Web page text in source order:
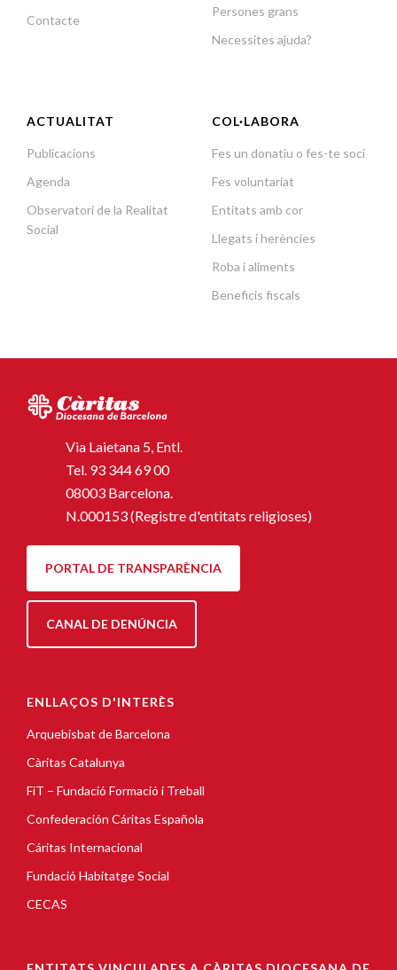
Contacte
Persones grans
Necessites ajuda?
ACTUALITAT
Publicacions
Agenda
Observatori de la Realitat
Social
COL·LABORA
Fes un donatiu o fes-te soci
Fes voluntariat
Entitats amb cor
Llegats i herències
Roba i aliments
Beneficis fiscals
Via Laietana 5, Entl.
Tel. 93 344 69 00
08003 Barcelona.
N.000153 (Registre d'entitats religioses)
PORTAL DE TRANSPARÈNCIA
CANAL DE DENÚNCIA
ENLLAÇOS D'INTERÈS
Arquebisbat de Barcelona
Càritas Catalunya
FiT – Fundació Formació i Treball
Confederación Cáritas Española
Cáritas Internacional
Fundació Habitatge Social
CECAS